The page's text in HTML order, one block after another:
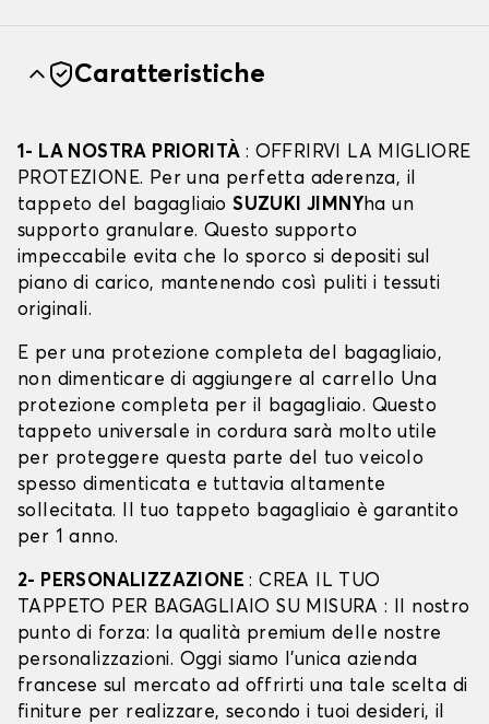
Caratteristiche
1- LA NOSTRA PRIORITÀ : OFFRIRVI LA MIGLIORE
PROTEZIONE. Per una perfetta aderenza, il
tappeto del bagagliaioSUZUKI JIMNYha un
supporto granulare. Questo supporto
impeccabile evita che lo sporco si depositi sul
piano di carico, mantenendo così puliti i tessuti
originali.
E per una protezione completa del bagagliaio,
non dimenticare di aggiungere al carrello Una
protezione completa per il bagagliaio. Questo
tappeto universale in cordura sarà molto utile
per proteggere questa parte del tuo veicolo
spesso dimenticata e tuttavia altamente
sollecitata. Il tuo tappeto bagagliaio è garantito
per 1 anno.
2- PERSONALIZZAZIONE: CREA IL TUO
TAPPETO PER BAGAGLIAIO SU MISURA : Il nostro
punto di forza: la qualità premium delle nostre
personalizzazioni. Oggi siamo l’unica azienda
francese sul mercato ad offrirti una tale scelta di
finiture per realizzare, secondo i tuoi desideri, il